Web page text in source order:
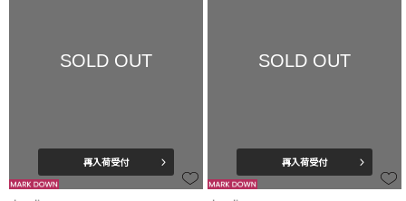
SOLD OUT
再入荷受付
SOLD OUT
再入荷受付